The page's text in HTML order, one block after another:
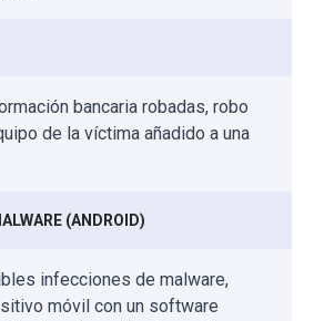
bancaria robadas, robo
de la víctima añadido a una
(ANDROID)
infecciones de malware,
móvil con un software